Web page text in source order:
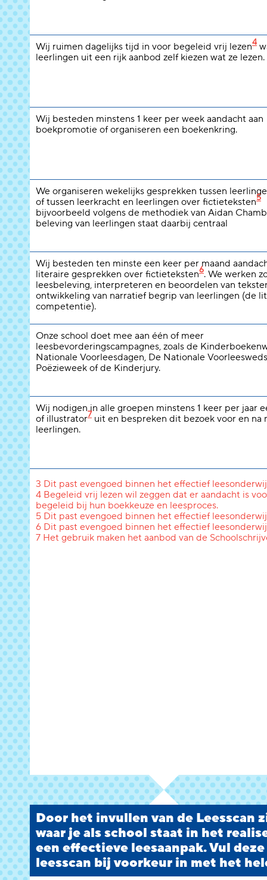
Wij ruimen dagelijks tijd in voor begeleid vrij lezen4
leerlingen uit een rijk aanbod zelf kiezen wat ze lezen.
Wij besteden minstens 1 keer per week aandacht aan
boekpromotie of organiseren een boekenkring.
We organiseren wekelijks gesprekken tussen
of tussen leerkracht en leerlingen over fictieteksten5
bijvoorbeeld volgens de methodiek van Aidan
beleving van leerlingen staat daarbij centraal
Wij besteden ten minste een keer per maand
literaire gesprekken over fictieteksten6. We werken
leesbeleving, interpreteren en beoordelen van
ontwikkeling van narratief begrip van leerlingen (de
competentie).
Onze school doet mee aan één of meer
leesbevorderingscampagnes, zoals de
Nationale Voorleesdagen, De Nationale
Poëzieweek of de Kinderjury.
Wij nodigen in alle groepen minstens 1 keer per jaar
of illustrator7 uit en bespreken dit bezoek voor en na
leerlingen.
3 Dit past evengoed binnen het effectief
4 Begeleid vrij lezen wil zeggen dat er aandacht is
begeleid bij hun boekkeuze en leesproces.
5 Dit past evengoed binnen het effectief
6 Dit past evengoed binnen het effectief
7 Het gebruik maken het aanbod van de
Door het invullen van de Leesscan
waar je als school staat in het
een effectieve leesaanpak. Vul deze
leesscan bij voorkeur in met het